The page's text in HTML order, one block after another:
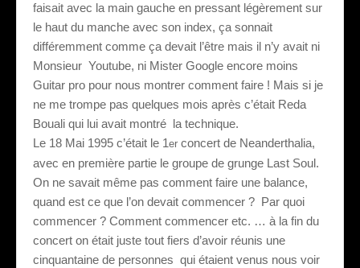
faisait avec la main gauche en pressant légèrement sur
le haut du manche avec son index, ça sonnait
différemment comme ça devait l’être mais il n’y avait ni
Monsieur Youtube, ni Mister Google encore moins
Guitar pro pour nous montrer comment faire ! Mais si je
ne me trompe pas quelques mois après c’était Reda
Bouali qui lui avait montré la technique.
Le 18 Mai 1995 c’était le 1er concert de Neanderthalia,
avec en première partie le groupe de grunge Last Soul.
On ne savait même pas comment faire une balance,
quand est ce que l’on devait commencer ? Par quoi
commencer ? Comment commencer etc. … à la fin du
concert on était juste tout fiers d’avoir réunis une
cinquantaine de personnes qui étaient venus nous voir